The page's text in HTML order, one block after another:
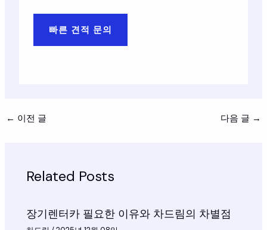
빠른 견적 문의
← 이전 글 다음 글 →
Related Posts
장기렌터카 필요한 이유와 차드림의 차별점